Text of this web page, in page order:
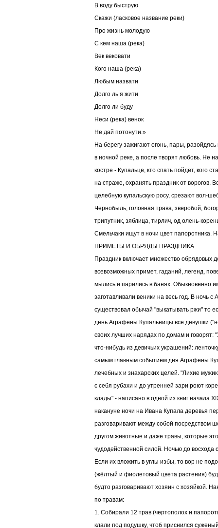
В воду быструю
Скажи (ласковое название реки)
Про жизнь молодую
С кем наша (река)
Век вековати
Кого наша (река)
Любым назвати
Долго ль я жити
Долго ли буду
Неси (река) венок
Не дай потонути.»
На берегу зажигают огонь, пары,
в ночной реке, а после творят любовь. Не
костре - Купальце, кто спать пойдёт, кого
на страже, охранять праздник от ворогов.
целебную купальскую росу, срезают вол-
Чернобыль, головная трава, зверобой,
трипутник, зяблица, тирлич, од олень-
Смельчаки ищут в ночи цвет папоротника.
ПРИМЕТЫ И ОБРЯДЫ ПРАЗДНИКА
Праздник включает множество обрядовых
всевозможных примет, гаданий, легенд,
мылись и парились в банях. Обыкновенно
заготавливали веники на весь год. В ночь
существовал обычай "выкатывать ржи" то
день Аграфены Купальницы все девушки
своих лучших нарядах по домам и говорят:
что-нибудь из девичьих украшений:
самым главным событием дня Аграфены
лечебных и знахарских целей. "Лихие
с себя рубахи и до утренней зари роют
клады" - написано в одной из книг начала
накануне ночи на Ивана Купала деревья
разговаривают между собой посредством
другом животные и даже травы, которые
чудодейственной силой. Ночью до
Если их вложить в углы избы, то вор не
(жёлтый и фиолетовый цвета растения)
будто разговаривают хозяин с хозяйкой.
по травам:
1. Собирали 12 трав (чертополох и
клали под подушку, чтоб приснился